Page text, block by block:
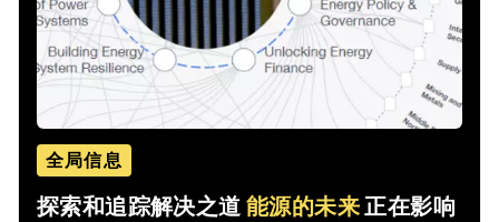
全局信息
探索和追踪解决之道能源的未来正在影响